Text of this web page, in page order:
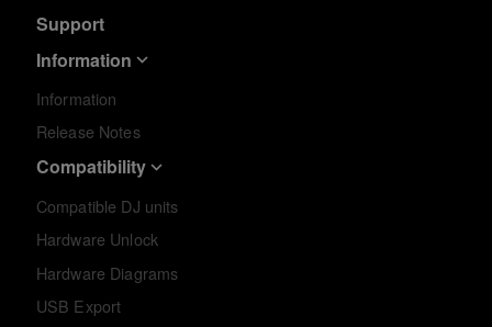
Support
Information
Information
Release Notes
Compatibility
Compatible DJ units
Hardware Unlock
Hardware Diagrams
USB Export